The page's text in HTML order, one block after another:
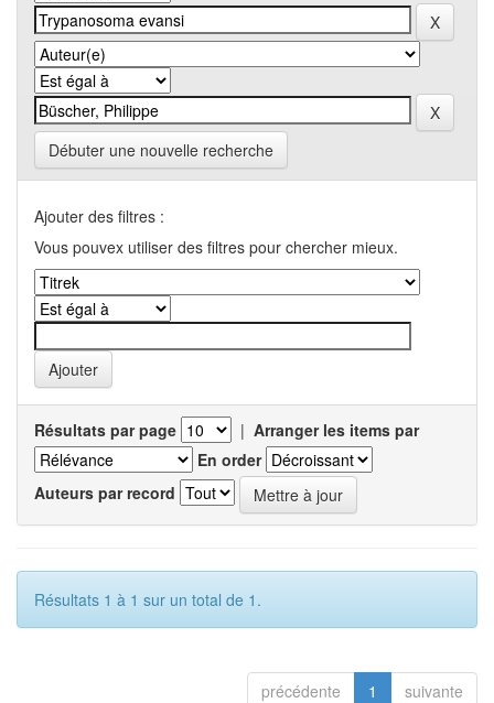
Débuter une nouvelle recherche
Ajouter des filtres :
Vous pouvex utiliser des filtres pour chercher mieux.
Résultats par page | Arranger les items par
En order
Auteurs par record
Résultats 1 à 1 sur un total de 1.
précédente 1 suivante